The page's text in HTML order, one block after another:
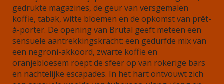
gedrukte magazines, de geur van versgemalen
koffie, tabak, witte bloemen en de opkomst van prêt-
à-porter. De opening van Brutal geeft meteen een
sensuele aantrekkingskracht: een gedurfde mix van
een negroni-akkoord, zwarte koffie en
oranjebloesem roept de sfeer op van rokerige bars
en nachtelijke escapades. In het hart ontvouwt zich